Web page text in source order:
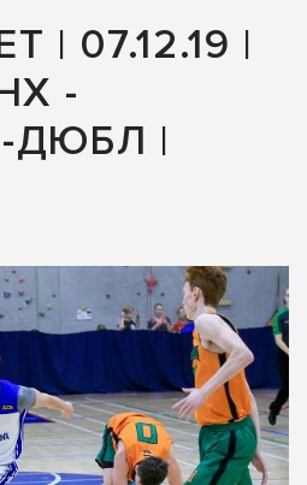
| 07.12.19 |
-
ДЮБЛ |